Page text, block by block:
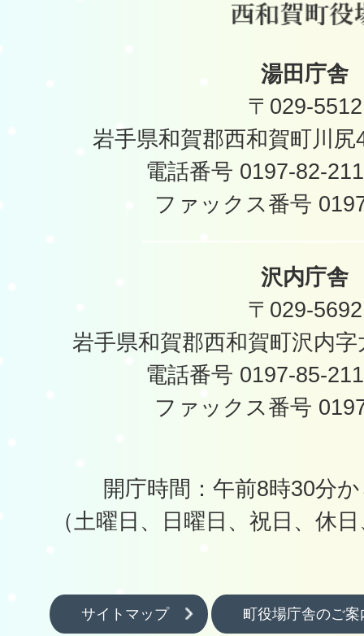
湯田庁舎
〒029-5512
岩手県和賀郡西和賀町川
電話番号 0197-82-
ファックス番号
沢内庁舎
〒029-5692
岩手県和賀郡西和賀町沢内
電話番号 0197-85-
ファックス番号
開庁時間：午前8時30分
（土曜日、日曜日、祝日、休
サイトマップ 町役場庁舎のご案